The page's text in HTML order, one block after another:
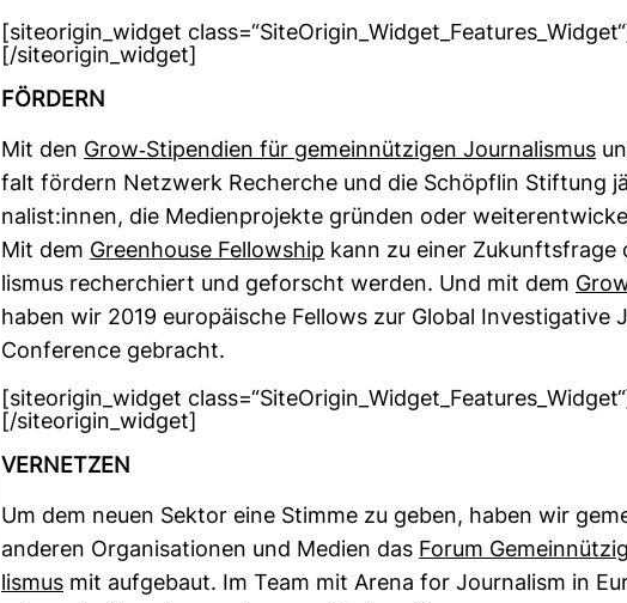
[siteorigin_widget class=“SiteOrigin_Widget_Features_Widget“]
[/siteorigin_widget]
FÖR­DERN
Mit den Grow-​Sti­pen­dien für gemein­nüt­zigen Jour­na­lismus
falt för­dern Netz­werk Recherche und die Schöpflin Stif­tung
na­list:innen, die Medi­en­pro­jekte gründen oder
Mit dem Green­house Fel­low­ship kann zu einer
lismus recher­chiert und geforscht werden. Und mit dem
haben wir 2019 euro­päi­sche Fel­lows zur Global Inves­ti­ga­tive
Con­fe­rence gebracht.
[siteorigin_widget class=“SiteOrigin_Widget_Features_Widget“]
[/siteorigin_widget]
VER­NETZEN
Um dem neuen Sektor eine Stimme zu geben, haben wir
anderen Orga­ni­sa­tionen und Medien das Forum
lismus mit auf­ge­baut. Im Team mit Arena for Jour­na­lism in